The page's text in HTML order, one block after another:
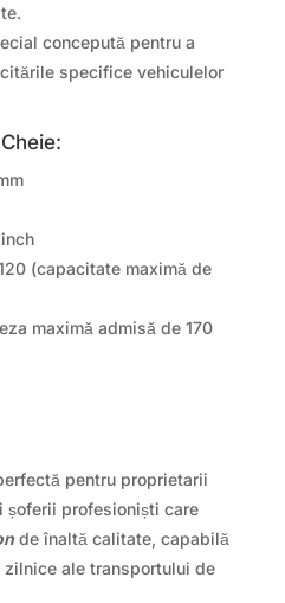
concepută pentru a
specifice vehiculelor
(capacitate maximă de
maximă admisă de 170
pentru proprietarii
șoferii profesioniști care
de înaltă calitate, capabilă
ale transportului de